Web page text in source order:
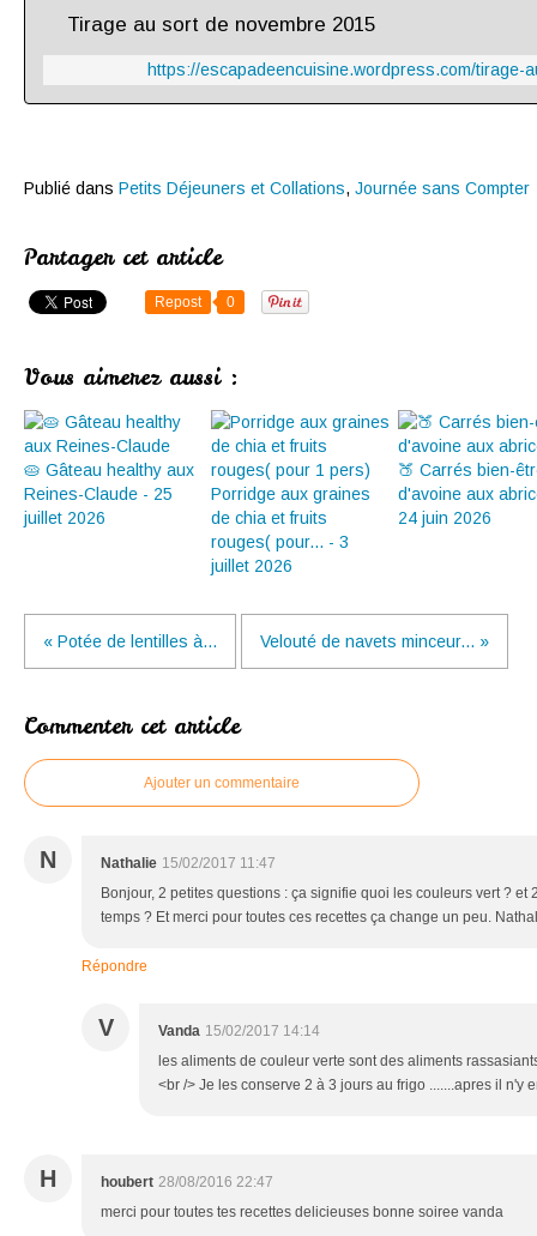
Tirage au sort de novembre 2015
https://escapadeencuisine.wordpress.com/tirage-
Publié dans Petits Déjeuners et Collations, Journée sans Compter
Partager cet article
Repost 0
Vous aimerez aussi :
🥧 Gâteau healthy aux
Reines-Claude - 25
juillet 2026
Porridge aux graines
de chia et fruits
rouges( pour... - 3
juillet 2026
🍑 Carrés bien-
d'avoine aux
24 juin 2026
« Potée de lentilles à... Velouté de navets minceur... »
Commenter cet article
Ajouter un commentaire
N Nathalie 15/02/2017 11:47
Bonjour, 2 petites questions : ça signifie quoi les couleurs vert ? et
temps ? Et merci pour toutes ces recettes ça change un peu.
Répondre
V Vanda 15/02/2017 14:14
les aliments de couleur verte sont des aliments
<br /> Je les conserve 2 à 3 jours au frigo .......apres il n'y
H houbert 28/08/2016 22:47
merci pour toutes tes recettes delicieuses bonne soiree vanda